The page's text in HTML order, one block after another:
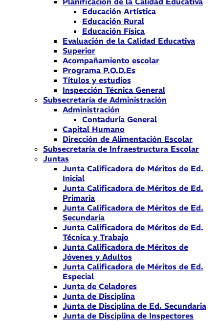
Educación Artística
Educación Rural
Educación Física
Evaluación de la Calidad Educativa
Superior
Acompañamiento escolar
Programa P.O.D.Es
Títulos y estudios
Inspección Técnica General
Subsecretaría de Administración
Administración
Contaduría General
Capital Humano
Dirección de Alimentación Escolar
Subsecretaría de Infraestructura Escolar
Juntas
Junta Calificadora de Méritos de Ed.
Inicial
Junta Calificadora de Méritos de Ed.
Primaria
Junta Calificadora de Méritos de Ed.
Secundaria
Junta Calificadora de Méritos de Ed.
Técnica y Trabajo
Junta Calificadora de Méritos de
Jóvenes y Adultos
Junta Calificadora de Méritos de Ed.
Especial
Junta de Celadores
Junta de Disciplina
Junta de Disciplina de Ed. Secundaria
Junta de Disciplina de Inspectores